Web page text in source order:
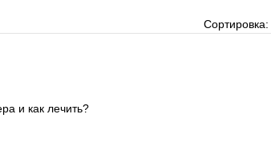
Сортировка:
и как лечить?